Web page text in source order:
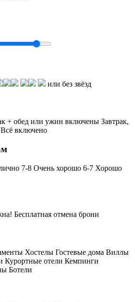
или без звёзд
+ обед или ужин включены Завтрак,
Всё включено
7-8 Очень хорошо 6-7 Хорошо
Бесплатная отмена брони
Хостелы Гостевые дома Виллы
Курортные отели Кемпинги
Ботели